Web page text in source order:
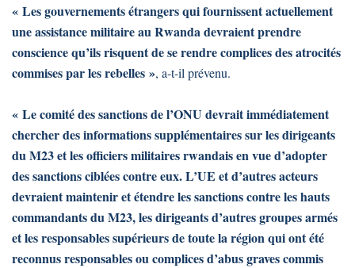
« Les gouvernements étrangers qui fournissent actuellement
une assistance militaire au Rwanda devraient prendre
conscience qu’ils risquent de se rendre complices des atrocités
commises par les rebelles », a-t-il prévenu.
« Le comité des sanctions de l’ONU devrait immédiatement
chercher des informations supplémentaires sur les dirigeants
du M23 et les officiers militaires rwandais en vue d’adopter
des sanctions ciblées contre eux. L’UE et d’autres acteurs
devraient maintenir et étendre les sanctions contre les hauts
commandants du M23, les dirigeants d’autres groupes armés
et les responsables supérieurs de toute la région qui ont été
reconnus responsables ou complices d’abus graves commis